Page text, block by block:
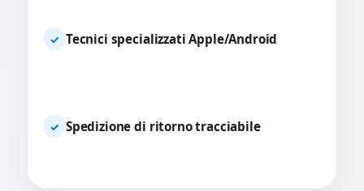
✓ Tecnici specializzati Apple/Android
✓ Spedizione di ritorno tracciabile